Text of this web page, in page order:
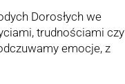
Dorosłych we
trudnościami czy
emocje, z